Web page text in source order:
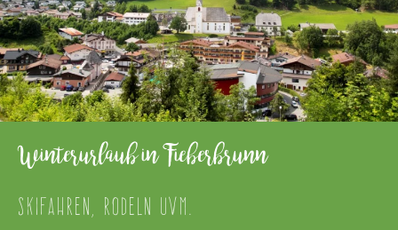
Winterurlaub in Fieberbrunn
SKIFAHREN, RODELN UVM.